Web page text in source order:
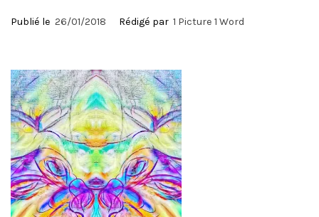
Publié le 26/01/2018 Rédigé par 1 Picture 1 Word